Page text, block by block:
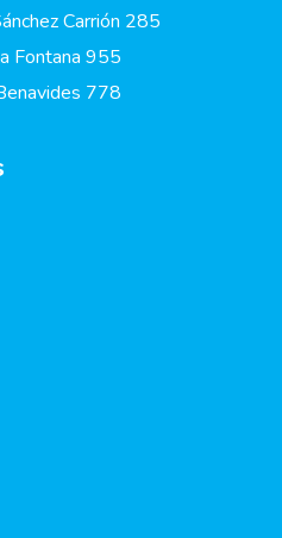
Carrión 285
Fontana 955
778